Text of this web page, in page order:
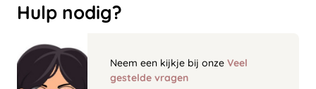
Hulp nodig?
Neem een kijkje bij onze Veel
gestelde vragen